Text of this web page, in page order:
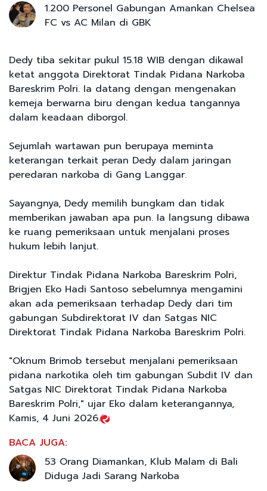
1.200 Personel Gabungan Amankan Chelsea
FC vs AC Milan di GBK
Dedy tiba sekitar pukul 15.18 WIB dengan dikawal
ketat anggota Direktorat Tindak Pidana Narkoba
Bareskrim Polri. Ia datang dengan mengenakan
kemeja berwarna biru dengan kedua tangannya
dalam keadaan diborgol.
Sejumlah wartawan pun berupaya meminta
keterangan terkait peran Dedy dalam jaringan
peredaran narkoba di Gang Langgar.
Sayangnya, Dedy memilih bungkam dan tidak
memberikan jawaban apa pun. Ia langsung dibawa
ke ruang pemeriksaan untuk menjalani proses
hukum lebih lanjut.
Direktur Tindak Pidana Narkoba Bareskrim Polri,
Brigjen Eko Hadi Santoso sebelumnya mengamini
akan ada pemeriksaan terhadap Dedy dari tim
gabungan Subdirektorat IV dan Satgas NIC
Direktorat Tindak Pidana Narkoba Bareskrim Polri.
"Oknum Brimob tersebut menjalani pemeriksaan
pidana narkotika oleh tim gabungan Subdit IV dan
Satgas NIC Direktorat Tindak Pidana Narkoba
Bareskrim Polri," ujar Eko dalam keterangannya,
Kamis, 4 Juni 2026.
BACA JUGA:
53 Orang Diamankan, Klub Malam di Bali
Diduga Jadi Sarang Narkoba